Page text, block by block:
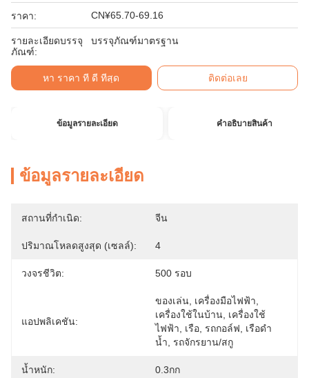
ราคา: CN¥65.70-69.16
รายละเอียดบรรจุ
ภัณฑ์:
บรรจุภัณฑ์มาตรฐาน
หา ราคา ที่ ดี ที่สุด ติดต่อเลย
ข้อมูลรายละเอียด คําอธิบายสินค้า
ข้อมูลรายละเอียด
สถานที่กำเนิด: จีน
ปริมาณโหลดสูงสุด (เซลล์): 4
วงจรชีวิต: 500 รอบ
แอปพลิเคชัน:
ของเล่น, เครื่องมือไฟฟ้า,
เครื่องใช้ในบ้าน, เครื่องใช้
ไฟฟ้า, เรือ, รถกอล์ฟ, เรือดำ
น้ำ, รถจักรยาน/สกู
น้ำหนัก: 0.3กก